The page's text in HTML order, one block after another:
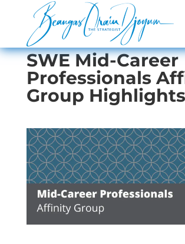
SWE Mid-Career
Professionals
Group Highlights